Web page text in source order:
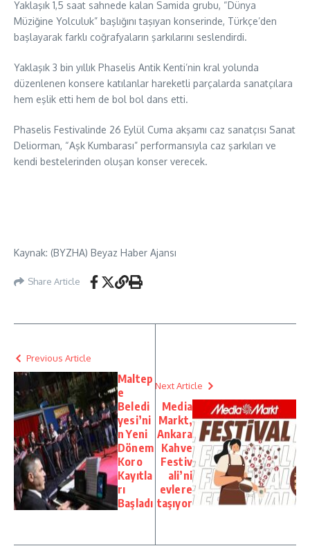
Yaklaşık 1,5 saat sahnede kalan Samida grubu, “Dünya
Müziğine Yolculuk” başlığını taşıyan konserinde, Türkçe’den
başlayarak farklı coğrafyaların şarkılarını seslendirdi.
Yaklaşık 3 bin yıllık Phaselis Antik Kenti’nin kral yolunda
düzenlenen konsere katılanlar hareketli parçalarda sanatçılara
hem eşlik etti hem de bol bol dans etti.
Phaselis Festivalinde 26 Eylül Cuma akşamı caz sanatçısı Sanat
Deliorman, “Aşk Kumbarası” performansıyla caz şarkıları ve
kendi bestelerinden oluşan konser verecek.
Kaynak: (BYZHA) Beyaz Haber Ajansı
Share Article
Previous Article
Maltep
e
Beledi
yesi’ni
n Yeni
Dönem
Koro
Kayıtla
rı
Başladı
Next Article
Media
Markt,
Ankara
Kahve
Festiv
ali’ni
evlere
taşıyor